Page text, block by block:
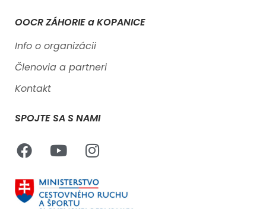
OOCR ZÁHORIE a KOPANICE
Info o organizácii
Členovia a partneri
Kontakt
SPOJTE SA S NAMI